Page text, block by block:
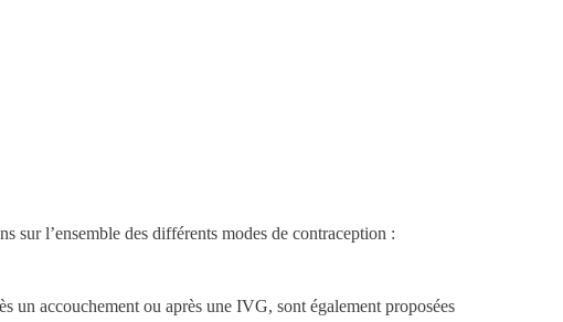
sur l’ensemble des différents modes de contraception :
un accouchement ou après une IVG, sont également proposées